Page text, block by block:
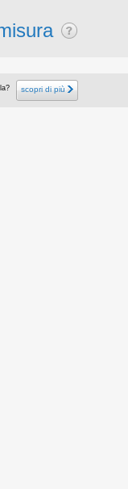
scopri di più